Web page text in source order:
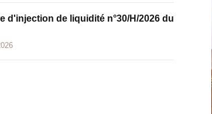
d'injection de liquidité n°30/H/2026 du